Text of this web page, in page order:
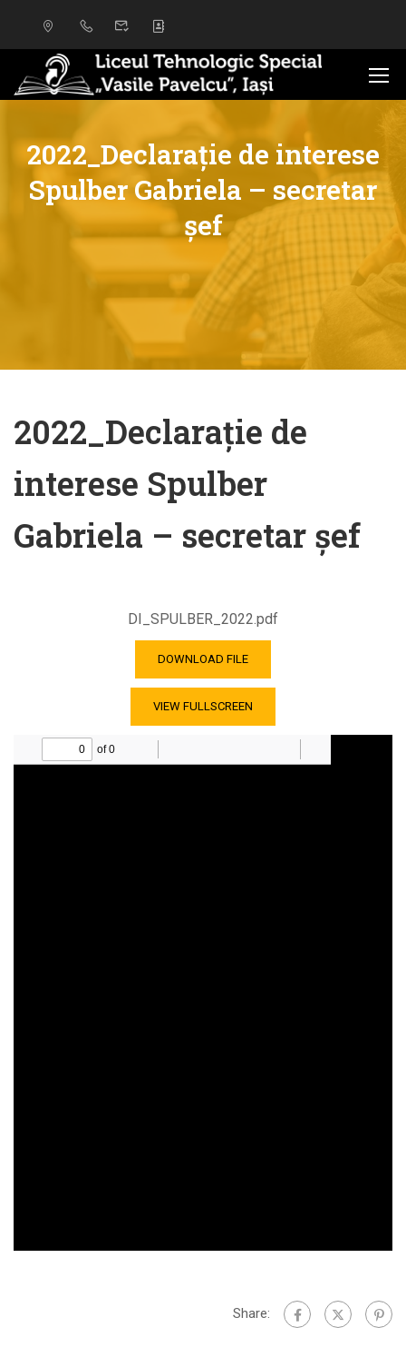
2022_Declarație de interese
Spulber Gabriela – secretar
șef
2022_Declarație de
interese Spulber
Gabriela – secretar șef
DI_SPULBER_2022.pdf
DOWNLOAD FILE
VIEW FULLSCREEN
Share: